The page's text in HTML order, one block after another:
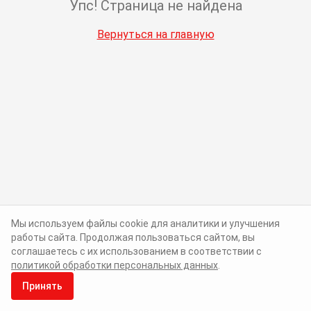
Упс! Страница не найдена
Вернуться на главную
Мы используем файлы cookie для аналитики и улучшения
работы сайта. Продолжая пользоваться сайтом, вы
соглашаетесь с их использованием в соответствии с
политикой обработки персональных данных
Принять